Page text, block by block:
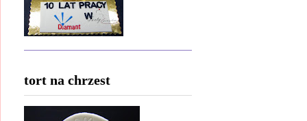
tort na chrzest